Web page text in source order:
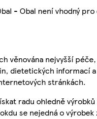
- Obal není vhodný
věnována nejvyšší
dietetických informací
stránkách.
radu ohledně
se nejedná o výrobek